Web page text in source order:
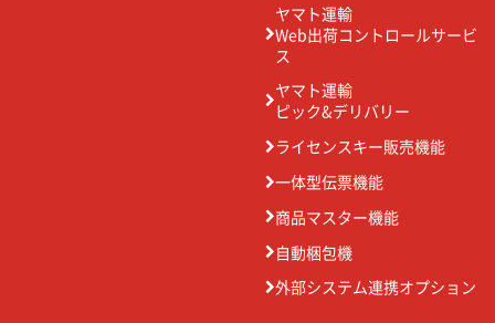
ヤマト運輸
Web出荷コントロールサービ
ス
ヤマト運輸
ピック&デリバリー
ライセンスキー販売機能
一体型伝票機能
商品マスター機能
自動梱包機
外部システム連携オプション